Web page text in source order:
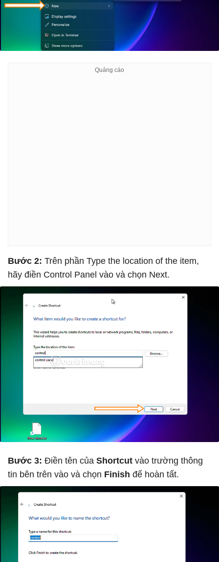
Bước 2: Trên phần Type the location of the item,
hãy điền Control Panel vào và chọn Next.
Bước 3: Điền tên của Shortcut vào trường thông
tin bên trên vào và chọn Finish để hoàn tất.